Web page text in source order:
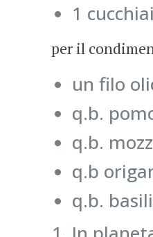
1
per il
un filo
q.b.
q.b.
q.b
q.b.